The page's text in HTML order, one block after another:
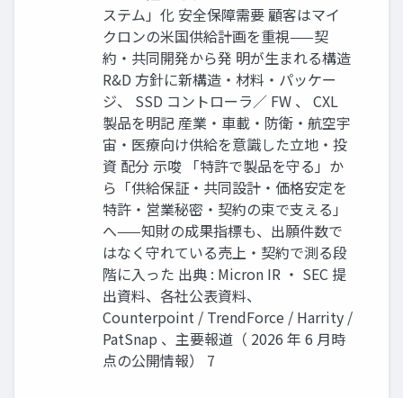
ステム」化 安全保障需要 顧客はマイ
クロンの米国供給計画を重視——契
約・共同開発から発 明が生まれる構造
R&D 方針に新構造・材料・パッケー
ジ、 SSD コントローラ／ FW 、 CXL
製品を明記 産業・車載・防衛・航空宇
宙・医療向け供給を意識した立地・投
資 配分 示唆 「特許で製品を守る」か
ら「供給保証・共同設計・価格安定を
特許・営業秘密・契約の束で支える」
へ——知財の成果指標も、出願件数で
はなく守れている売上・契約で測る段
階に入った 出典 : Micron IR ・ SEC 提
出資料、各社公表資料、
Counterpoint / TrendForce / Harrity /
PatSnap 、主要報道（ 2026 年 6 月時
点の公開情報） 7